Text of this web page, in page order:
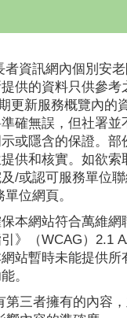
者資訊網內個別安
供的資料只供參考
更新服務概覽內的
確無誤，但社署並
或隱含的保證。部
供和核實。如欲索
/或認可服務單位
位網頁。
本網站符合萬維網
》（WCAG）2.1
站暫時未能提供所
。
第三者擁有的內容